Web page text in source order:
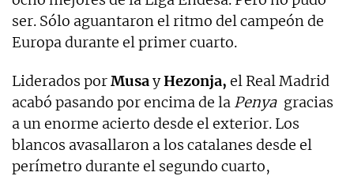
ser. Sólo aguantaron el ritmo del campeón de
Europa durante el primer cuarto.
Liderados porMusayHezonja, el Real Madrid
acabó pasando por encima de la Penya gracias
a un enorme acierto desde el exterior. Los
blancos avasallaron a los catalanes desde el
perímetro durante el segundo cuarto,